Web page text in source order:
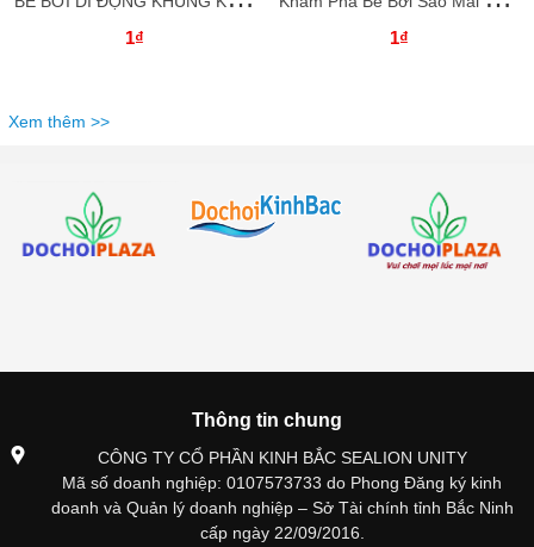
1₫ 1₫
Xem thêm >>
Thông tin chung
CÔNG TY CỔ PHẦN KINH BẮC SEALION UNITY
Mã số doanh nghiệp: 0107573733 do Phong Đăng ký kinh
doanh và Quản lý doanh nghiệp – Sở Tài chính tỉnh Bắc Ninh
cấp ngày 22/09/2016.